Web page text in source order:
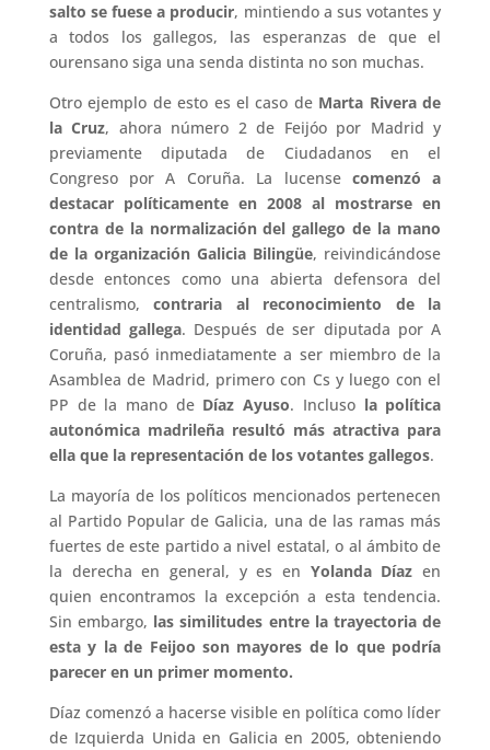
salto se fuese a producir, mintiendo a sus votantes y
a todos los gallegos, las esperanzas de que el
ourensano siga una senda distinta no son muchas.
Otro ejemplo de esto es el caso de Marta Rivera de
la Cruz, ahora número 2 de Feijóo por Madrid y
previamente diputada de Ciudadanos en el
Congreso por A Coruña. La lucense comenzó a
destacar políticamente en 2008 al mostrarse en
contra de la normalización del gallego de la mano
de la organización Galicia Bilingüe, reivindicándose
desde entonces como una abierta defensora del
centralismo,contraria al reconocimiento de la
identidad gallega. Después de ser diputada por A
Coruña, pasó inmediatamente a ser miembro de la
Asamblea de Madrid, primero con Cs y luego con el
PP de la mano de Díaz Ayuso. Incluso la política
autonómica madrileña resultó más atractiva para
ella que la representación de los votantes gallegos.
La mayoría de los políticos mencionados pertenecen
al Partido Popular de Galicia, una de las ramas más
fuertes de este partido a nivel estatal, o al ámbito de
la derecha en general, y es en Yolanda Díaz en
quien encontramos la excepción a esta tendencia.
Sin embargo, las similitudes entre la trayectoria de
esta y la de Feijoo son mayores de lo que podría
parecer en un primer momento.
Díaz comenzó a hacerse visible en política como líder
de Izquierda Unida en Galicia en 2005, obteniendo